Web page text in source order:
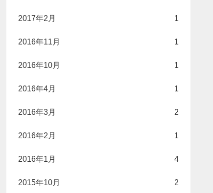
2017年2月 1
2016年11月 1
2016年10月 1
2016年4月 1
2016年3月 2
2016年2月 1
2016年1月 4
2015年10月 2